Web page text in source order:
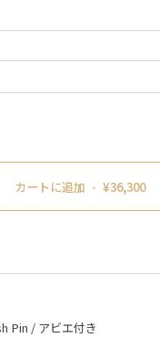
カートに追加 • ¥36,300
Pin / アビエ付き